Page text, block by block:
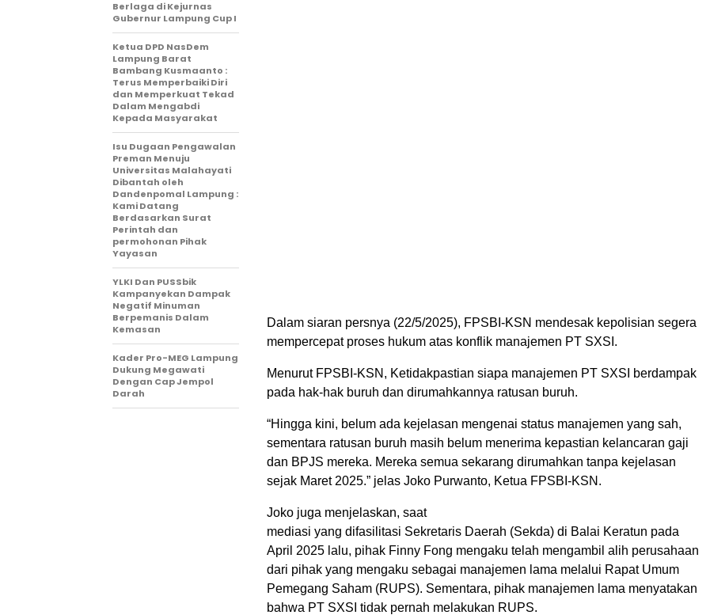
Dalam siaran persnya (22/5/2025), FPSBI-KSN mendesak kepolisian segera
mempercepat proses hukum atas konflik manajemen PT SXSI.
Menurut FPSBI-KSN, Ketidakpastian siapa manajemen PT SXSI berdampak
pada hak-hak buruh dan dirumahkannya ratusan buruh.
“Hingga kini, belum ada kejelasan mengenai status manajemen yang sah,
sementara ratusan buruh masih belum menerima kepastian kelancaran gaji
dan BPJS mereka. Mereka semua sekarang dirumahkan tanpa kejelasan
sejak Maret 2025.” jelas Joko Purwanto, Ketua FPSBI-KSN.
Joko juga menjelaskan, saat
mediasi yang difasilitasi Sekretaris Daerah (Sekda) di Balai Keratun pada
April 2025 lalu, pihak Finny Fong mengaku telah mengambil alih perusahaan
dari pihak yang mengaku sebagai manajemen lama melalui Rapat Umum
Pemegang Saham (RUPS). Sementara, pihak manajemen lama menyatakan
bahwa PT SXSI tidak pernah melakukan RUPS.
Berlaga di Kejurnas
Gubernur Lampung Cup I
Ketua DPD NasDem
Lampung Barat
Bambang Kusmaanto :
Terus Memperbaiki Diri
dan Memperkuat Tekad
Dalam Mengabdi
Kepada Masyarakat
Isu Dugaan Pengawalan
Preman Menuju
Universitas Malahayati
Dibantah oleh
Dandenpomal Lampung :
Kami Datang
Berdasarkan Surat
Perintah dan
permohonan Pihak
Yayasan
YLKI Dan PUSSbik
Kampanyekan Dampak
Negatif Minuman
Berpemanis Dalam
Kemasan
Kader Pro-MEG Lampung
Dukung Megawati
Dengan Cap Jempol
Darah